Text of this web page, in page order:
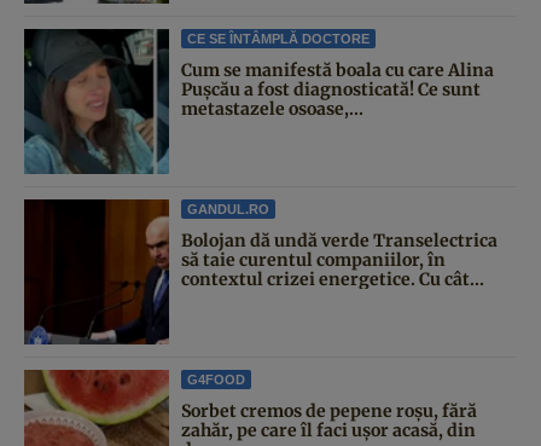
CE SE ÎNTÂMPLĂ DOCTORE
Cum se manifestă boala cu care Alina
Pușcău a fost diagnosticată! Ce sunt
metastazele osoase,...
GANDUL.RO
Bolojan dă undă verde Transelectrica
să taie curentul companiilor, în
contextul crizei energetice. Cu cât...
G4FOOD
Sorbet cremos de pepene roșu, fără
zahăr, pe care îl faci ușor acasă, din